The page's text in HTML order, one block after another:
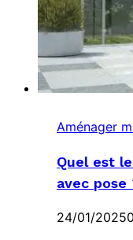
Aménager
Quel est
avec pose
24/01/2025